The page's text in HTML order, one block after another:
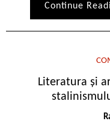
Continue
Literatura și